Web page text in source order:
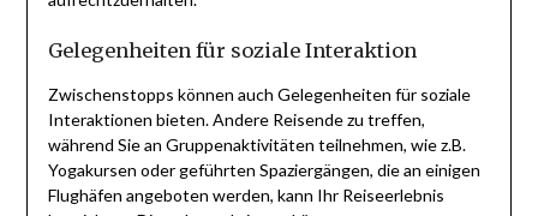
Gelegenheiten für soziale Interaktion
Zwischenstopps können auch Gelegenheiten für soziale
Interaktionen bieten. Andere Reisende zu treffen,
während Sie an Gruppenaktivitäten teilnehmen, wie z.B.
Yogakursen oder geführten Spaziergängen, die an einigen
Flughäfen angeboten werden, kann Ihr Reiseerlebnis